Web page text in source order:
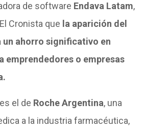
de software Endava Latam,
Cronista que la aparición del
un ahorro significativo en
emprendedores o empresas
el de Roche Argentina, una
a la industria farmacéutica,